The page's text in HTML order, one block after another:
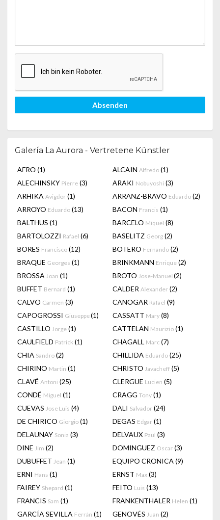
Absenden
Galería La Aurora - Vertretene Künstler
AFRO (1) ALCAIN Alfredo (1)
ALECHINSKY Pierre (3) ARAKI Nobuyoshi (3)
ARHIKA Avigdor (1) ARRANZ-BRAVO Eduardo (2)
ARROYO Eduardo (13) BACON Francis (1)
BALTHUS (1) BARCELO Miquel (8)
BARTOLOZZI Rafael (6) BASELITZ Georg (2)
BORES Francisco (12) BOTERO Fernando (2)
BRAQUE Georges (1) BRINKMANN Enrique (2)
BROSSA Joan (1) BROTO Jose-Manuel (2)
BUFFET Bernard (1) CALDER Alexander (2)
CALVO Carmen (3) CANOGAR Rafael (9)
CAPOGROSSI Giuseppe(1) CASSATT Mary (8)
CASTILLO Jorge (1) CATTELAN Maurizio (1)
CAULFIELD Patrick (1) CHAGALL Marc (7)
CHIA Sandro (2) CHILLIDA Eduardo (25)
CHIRINO Martin (1) CHRISTO Javacheff (5)
CLAVÉ Antoni (25) CLERGUE Lucien (5)
CONDÉ Miguel (1) CRAGG Tony (1)
CUEVAS Jose Luis (4) DALI Salvador (24)
DE CHIRICO Giorgio (1) DEGAS Edgar (1)
DELAUNAY Sonia (3) DELVAUX Paul (3)
DINE Jim (2) DOMINGUEZ Oscar (3)
DUBUFFET Jean (1) EQUIPO CRONICA (9)
ERNI Hans (1) ERNST Max (3)
FAIREY Shepard (1) FEITO Luis (13)
FRANCIS Sam (1) FRANKENTHALER Helen (1)
GARCÍA SEVILLA Ferrán (1) GENOVÉS Juan (2)